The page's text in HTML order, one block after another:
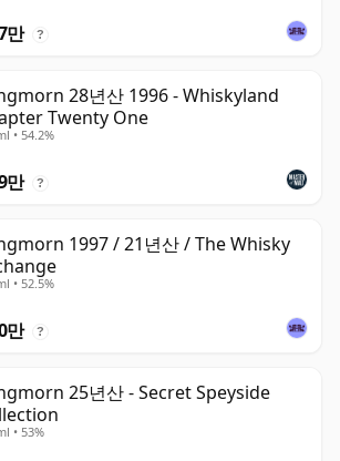
만 ?
28년산 1996 - Whiskyland
Twenty One
• 54.2%
만 ?
1997 / 21년산 / The Whisky
• 52.5%
만 ?
25년산 - Secret Speyside
• 53%